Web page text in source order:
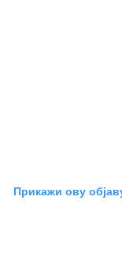
Прикажи ову